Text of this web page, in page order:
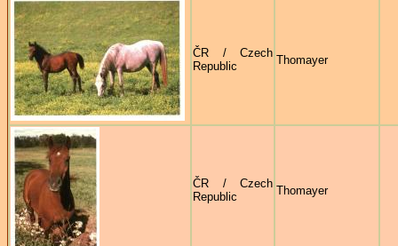
ČR / Czech
Republic
Thomayer
ČR / Czech
Republic
Thomayer